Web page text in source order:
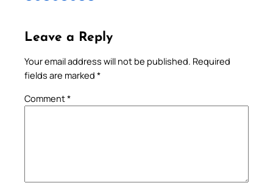
Leave a Reply
Your email address will not be published. Required
fields are marked *
Comment*